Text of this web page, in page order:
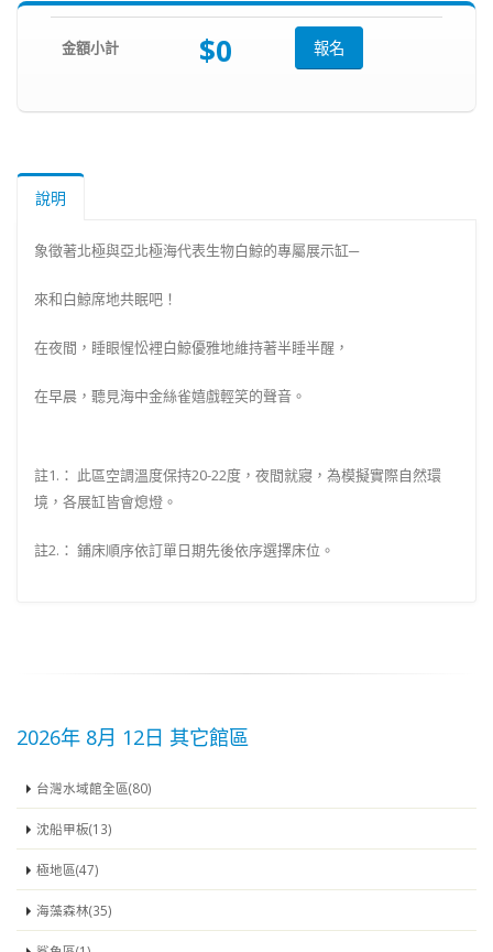
金額小計 $0 報名
說明
象徵著北極與亞北極海代表生物白鯨的專屬展示缸─
來和白鯨席地共眠吧！
在夜間，睡眼惺忪裡白鯨優雅地維持著半睡半醒，
在早晨，聽見海中金絲雀嬉戲輕笑的聲音。
註1.： 此區空調溫度保持20-22度，夜間就寢，為模擬實際自然環
境，各展缸皆會熄燈。
註2.： 鋪床順序依訂單日期先後依序選擇床位。
2026年 8月 12日 其它館區
台灣水域館全區(80)
沈船甲板(13)
極地區(47)
海藻森林(35)